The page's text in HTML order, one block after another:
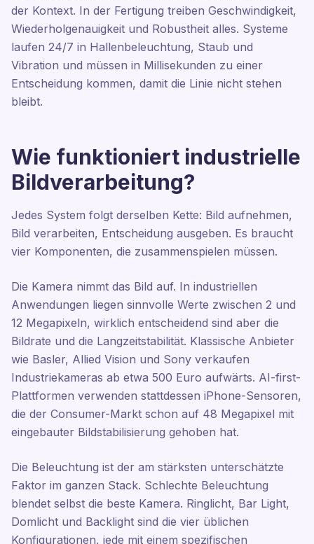
der Kontext. In der Fertigung treiben Geschwindigkeit,
Wiederholgenauigkeit und Robustheit alles. Systeme
laufen 24/7 in Hallenbeleuchtung, Staub und
Vibration und müssen in Millisekunden zu einer
Entscheidung kommen, damit die Linie nicht stehen
bleibt.
Wie funktioniert industrielle
Bildverarbeitung?
Jedes System folgt derselben Kette: Bild aufnehmen,
Bild verarbeiten, Entscheidung ausgeben. Es braucht
vier Komponenten, die zusammenspielen müssen.
Die Kamera nimmt das Bild auf. In industriellen
Anwendungen liegen sinnvolle Werte zwischen 2 und
12 Megapixeln, wirklich entscheidend sind aber die
Bildrate und die Langzeitstabilität. Klassische Anbieter
wie Basler, Allied Vision und Sony verkaufen
Industriekameras ab etwa 500 Euro aufwärts. AI-first-
Plattformen verwenden stattdessen iPhone-Sensoren,
die der Consumer-Markt schon auf 48 Megapixel mit
eingebauter Bildstabilisierung gehoben hat.
Die Beleuchtung ist der am stärksten unterschätzte
Faktor im ganzen Stack. Schlechte Beleuchtung
blendet selbst die beste Kamera. Ringlicht, Bar Light,
Domlicht und Backlight sind die vier üblichen
Konfigurationen, jede mit einem spezifischen